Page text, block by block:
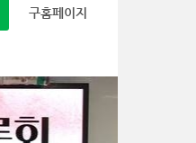
구홈페이지